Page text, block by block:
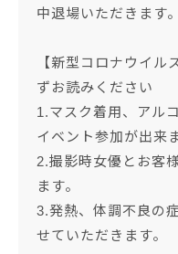
中退場いただきます。
【新型コロナウイ
ずお読みください
1.マスク着用、アル
イベント参加が出来
2.撮影時女優とお客
ます。
3.発熱、体調不良の
せていただきます。